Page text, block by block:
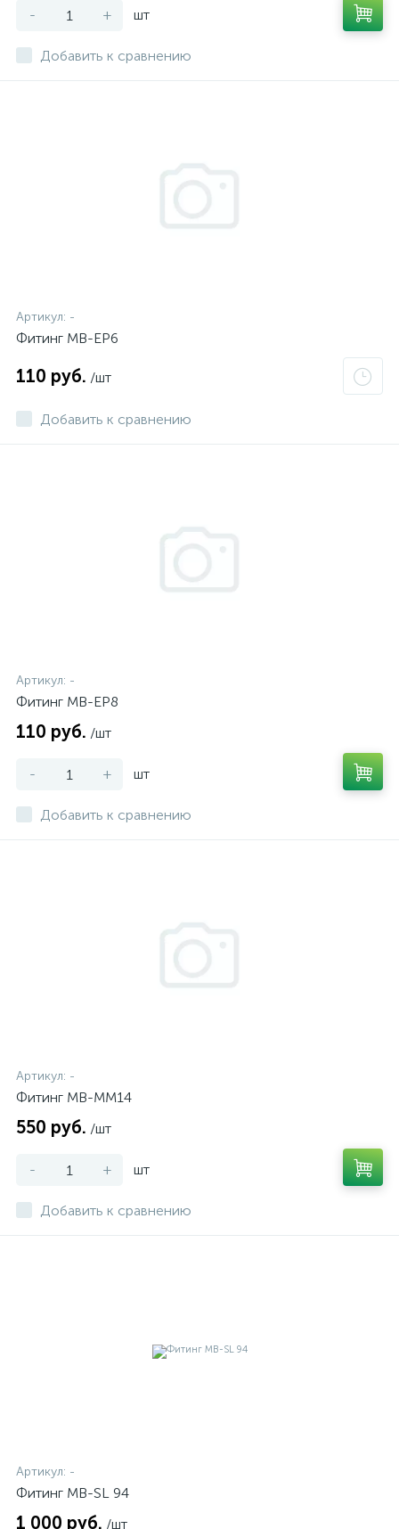
- + шт
Добавить к сравнению
Артикул: -
Фитинг MB-EP6
110 руб. /шт
Добавить к сравнению
Артикул: -
Фитинг MB-EP8
110 руб. /шт
- + шт
Добавить к сравнению
Артикул: -
Фитинг MB-MM14
550 руб. /шт
- + шт
Добавить к сравнению
Артикул: -
Фитинг MB-SL 94
1 000 руб. /шт